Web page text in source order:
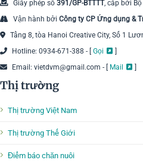
Giấy phép số 391/GP-BTTTT, cấp bởi
Vận hành bởi Công ty CP Ứng dụng &
Tầng 8, tòa Hanoi Creative City, Số 1
Hotline: 0934-671-388 - [ Gọi
Email: vietdvm@gmail.com - [
Mail
Thị trường
Thị trường Việt Nam
Thị trường Thế Giới
Điểm báo chăn nuôi